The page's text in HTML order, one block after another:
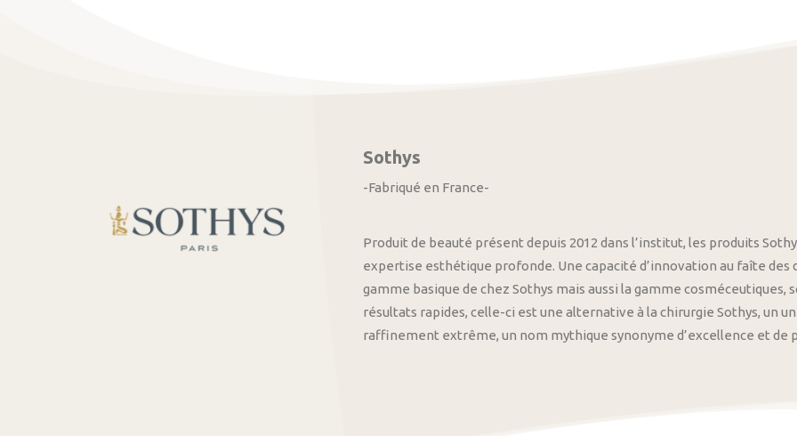
Sothys
-Fabriqué en France-
Produit de beauté présent depuis 2012 dans l’institut, les produits
expertise esthétique profonde. Une capacité d’innovation au faîte
gamme basique de chez Sothys mais aussi la gamme
résultats rapides, celle-ci est une alternative à la chirurgie Sothys, un
raffinement extrême, un nom mythique synonyme d’excellence et de